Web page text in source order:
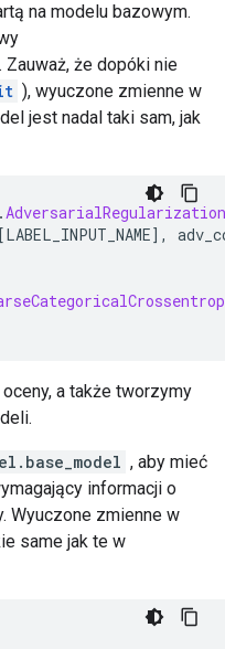
na modelu bazowym.
. Zauważ, że dopóki nie
), wyuczone zmienne w
jest nadal taki sam, jak
.AdversarialRegularization
LABEL_INPUT_NAME],
a także tworzymy
, aby mieć
informacji o
Wyuczone zmienne w
same jak te w